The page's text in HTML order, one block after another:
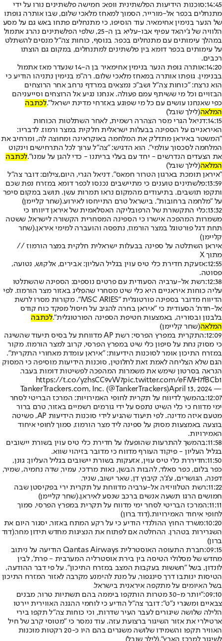
14:45: סוכנות הידיעות הפלשתינית וופא: חמישה פלשתינים נורו על ידי
מתנחלים בכפר אל-מורייר, הסמוך למאחז מלאכי שלום, שבו אותרה גופתו
של הנער בנימין אחימאיר. עוד הוסיפו, כי מתנחלים פתחו באש גם על מסע
הלוויה של ג'יהאד עפיף אבו-עליא בן ה-25, שלפי הפלשתינים נהרג אתמול
במהלך עימותים עם מתנחלים בכפר. בנוסף, כוחות צה"ל מנסים להשתלט
על עימותים בכפר דומא בין פלשתינים למתנחלים, במקום גם הוצתו
רכבים.
14:20:
אותרה גופת הנער בנימין אחימאיר בן ה-14 שנעדר מאז אתמול
בבנימין. גופתו אותרה במאחז מלאכי שלום. רה"מ בנימין נתניהו הודיע כי
הוא נרצח: "כוחות צה"ל ושב"כ נמצאים במרדף נרחב אחר הרוצחים
הבזויים וכל מי ששיתף עמם פעולה. אנחנו נגיע אל הרוצחים וסייעניהם
כפי שאנחנו עושים עם כל מי שפוגע באזרחי מדינת ישראל".לכתבה
המלאה(לילך שובל)
14:15: דניאל הגרי מסר הצהרה רשמית, לאחר השתלטות הכוחות
האיראניים על הספינה בבעלות ישראלית חלקית במצר ורמוז. לדבריו:
"המשטר באיראן מתדלק את המלחמה באוקראינה ומחוצה לה, ומרחיב את
המלחמה לסכסוך עולמי". הוא הדגיש: "צה"ל ערוך לכל התרחישים וינקוט
את הצעדים הנדרשים - יחד עם בעלי בריתנו - כדי להגן על עמנו".לכתבה
המלאה(לילך שובל)
"איראן תומכת בארגון הטרור חמאס". דניאל הגרי, היום,צילום: דובר צה"ל
13:59: פלשתינים טוענים כי מתיישבים נכנסו לכפר דומא במזרח נפת שכם
ותקפו תושבים. בתיעודים מהמקום נראו תמרות עשן. תושב במקום סיפר
על "מלחמה ברחובות". בישראל טרם התייחסו לאירוע.(שחר קליימן)
13:32: כלי התקשורת של הרפובליקה האסלאמית של איראן דיווחו כי
משמרות המהפכה אישרו כי הספינה המסחרית הקשורה לישראל, ששטה
תחת דגל פורטוגל במצר הורמוז, נתפסה והועברה למימי איראן.(שחר
קליימן)
איראן השתלטה על ספינה בבעלות ישראלית חלקית במצר הורמוז //
מתוך X
12:55: אזעקת חדירת כלי טיס עוין בגליל העליון: אבירים, אלקוש, נטועה,
פסוטה.
12:38: רשת אל-ערביה הסעודית עם פרטים נוספים: הספינה שהשתלטו
עליה כוחות איראניים היא כלי שיט מסחרי שהפליג באזור מצר הורמוז. לפי
הדיווח מדובר בספינה פורטוגלית "MSC ARIES". מקורות מסרו לרשת
אל-חדת' הסעודית כי "איראן בחרה להגיב על חיסול מפקד כוח קודס
בלבנון ובסוריה, באמצעות חטיפת הספינה הפורטוגלית".לכתבה
המלאה(שחר קליימן)
12:09:
התקרית במפרץ הפרסי: רשת AP מדווחת על בסיס תיעוד שהשיגה
כי מסוק נחת על סיפון כלי שיט במפרץ הפרסי, קרוב למצר הורמוז. מקור
במזרח התיכון אומר לסוכנות הידיעות: ״איראן עומדת מאחורי התקרית״.
הגם שלא הצליחה לאמת זאת לחלוטין, סוכנות הידיעות מוסיפה כי המסוק
הנראה בסרטון שימש את משמרות המהפכה לפשיטות דומות בעבר.
https://t.co/yzhsCC9vW7pic.twitter.com/eFMH7fBCb1
— TankerTrackers.com, Inc. (@TankerTrackers)
April 13, 2024
12:07: בהמשך לדיווח על תקרית לחופי האמירויות: המרכז הבריטי לסחר
ימי מדווח כי כלי השיט נתפס על ידי גורמים רשמיים באזור, טרם ברור
מטעם איזה מדינה. לפי תיעוד שהגיע לידי סוכנות הידיעות AP, פשיטה
בוצעה באמצעות מסוק על ספינה ליד מצר הורמוז, סמוך לחופי איחוד
האמירויות.
11:58: בהמשך להתרעות שהופעלו על חדירת כלי טיס עוין בשורת יישובים
בגליל העליון - פיקוד העורף מדווח כי מדובר בזיהוי שווא.
11:50: חדיררת כלי טיס עוין, אזעקות בשורת יישובים בגליל העליון: גונן,
כפר בלום, כפר סאלד, להבות הבשן, נאות מרדכי, עמיר, שדה נחמיה, שמיר,
דפנה, הגושרים, ע'ג'ר, קיבוץ דן, שאר ישוב, שניר.
11:22: רשת הטלוויזיה אל-ערביה מדווחת על תקרית ירי בפקיסטן שבה
חמושים הרגו תשעה אנשים ברכב שנסע לאיראן.(שחר קליימן)
11:11: המרכז הבריטי לסחר ימי מדווח על תקרית במפרץ הפרסי, סמוך
לחופי איחוד האמירויות.(דוד ברון)
10:20: משרד החוץ ההולנדי הודיע כי על רקע המתח באזור, יסגור היום את
השגרירות בטהרן. ההחלטה אם לפתוח את הנציגות מחדש תידון מחר.(דוד
ברון)
09:15:
חברת התעופה האוסטרלית Qantas Airways הודיעה על ניתוב
מחדש של מסלולי הטיסה בין בירת אוסטרליה המערבית - פרת', לבין
לונדון, בשל "חששות בעקבות המצב במזרח התיכון". על פי דבר ההודעה,
הטיסות ינותבו דרך סינגפור, על מנת להימנע מקרבה לאזור המזרח התיכון
בשל האיומים על מתקפה איראנית בישראל.
09:10:
"יותר מ-30 מטרות הותקפו ביממה בהם תשתיות טרור, מבנים
צבאיים ומשגרי נ"ט": דובר צה"ל הודיע כי לוחמי ההגנה האווירית יירטו
הלילה שלושה שיגורים לעבר העיר שדרות, וכי כוחות צה"ל תקפו בירי
ארטילרי את אזור השיגור ברצועת עזה. עוד נמסר כי "מטוסי קרב של חיל
האוויר תקפו והשמידו שלושה משגרים בהם היו כ-20 רקטות מוכנות